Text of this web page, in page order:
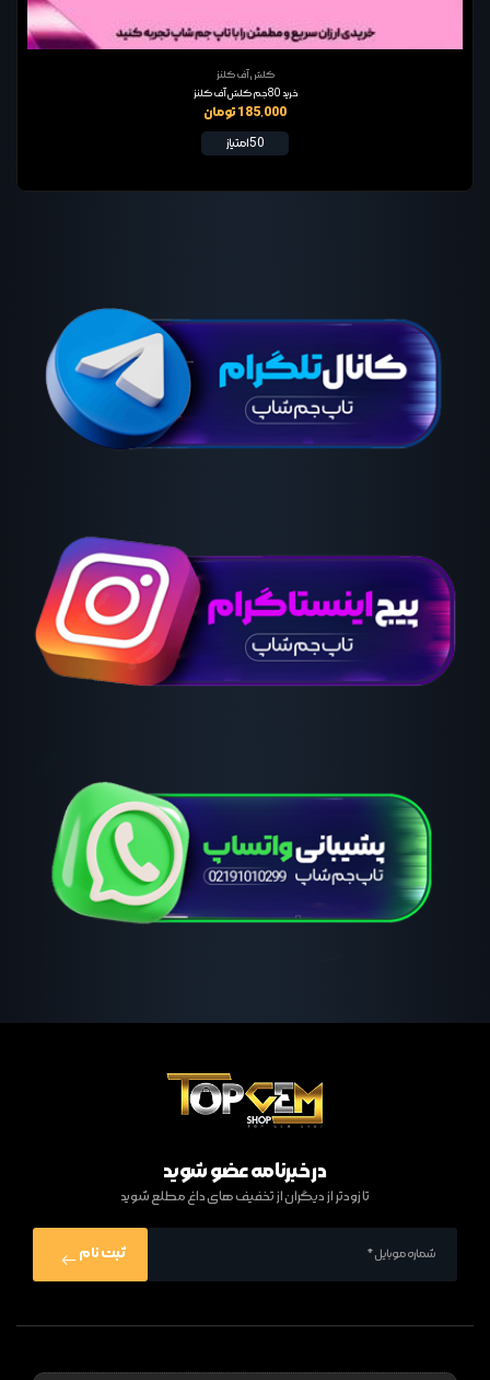
کلش آف کلنز
خرید 80 جم کلش آف کلنز
185,000 تومان
50 امتیاز
در خبرنامه عضو شوید
تا زودتر از دیگران از تخفیف های داغ مطلع شوید
ثبت نام